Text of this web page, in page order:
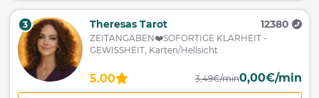
3 Theresas Tarot 12380
ZEITANGABEN❤️SOFORTIGE KLARHEIT -
GEWISSHEIT, Karten/Hellsicht.
5.00 3,49€/min0,00€/min